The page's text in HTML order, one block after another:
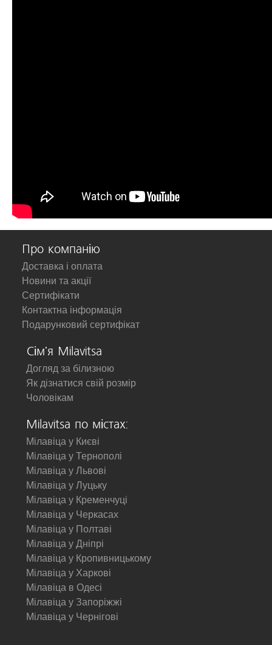
Про компанію
Доставка і оплата
Новини та акції
Сертифікати
Контактна інформація
Подарунковий сертифікат
Сім'я Milavitsa
Догляд за білизною
Як дізнатися свій розмір
Чоловікам
Milavitsa по містах:
Мілавіца у Києві
Мілавіца у Тернополі
Мілавіца у Львові
Мілавіца у Луцьку
Мілавіца у Кременчуці
Мілавіца у Черкасах
Мілавіца у Полтаві
Мілавіца у Дніпрі
Мілавіца у Кропивницькому
Мілавіца у Харкові
Мілавіца в Одесі
Мілавіца у Запоріжжі
Мілавіца у Чернігові